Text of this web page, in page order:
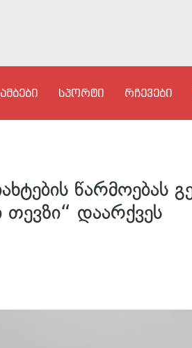
ამბები სპორტი რჩევები
წარმოებას
თევზი“ დაარქვეს